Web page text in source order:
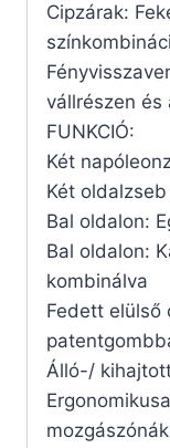
Cipzárak:
vállrészen
FUNKCIÓ:
Két
Két
Bal oldalon:
Bal oldalon:
kombinálva
Fedett elülső
Álló-/